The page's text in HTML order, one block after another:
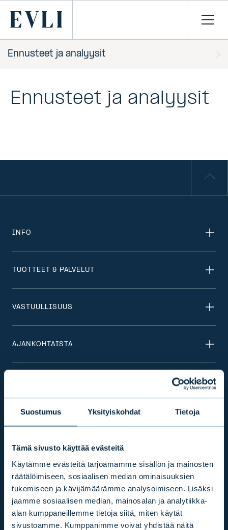
Suostumus Yksityiskohdat Tietoja
Tämä sivusto käyttää evästeitä
Käytämme evästeitä tarjoamamme sisällön ja mainosten
räätälöimiseen, sosiaalisen median ominaisuuksien
tukemiseen ja kävijämäärämme analysoimiseen. Lisäksi
jaamme sosiaalisen median, mainosalan ja analytiikka-
alan kumppaneillemme tietoja siitä, miten käytät
sivustoamme. Kumppanimme voivat yhdistää näitä
Primary
Avaa
Ennusteet ja analyysit
Ennusteet ja analyysit
EVLI OYJ
Arkisin 9.00–16.30 (vaihde)
+358 9 476 690
etunimi.sukunimi@evli.com
INFO
TUOTTEET & PALVELUT
VASTUULLISUUS
AJANKOHTAISTA